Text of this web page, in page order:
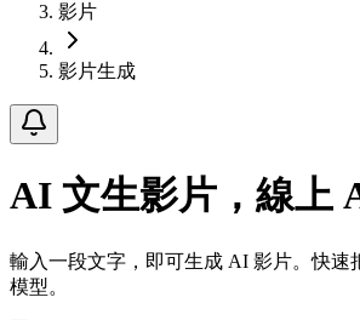
影片
影片生成
AI 文生影片，線上
輸入一段文字，即可生成 AI 影片。快速
模型。